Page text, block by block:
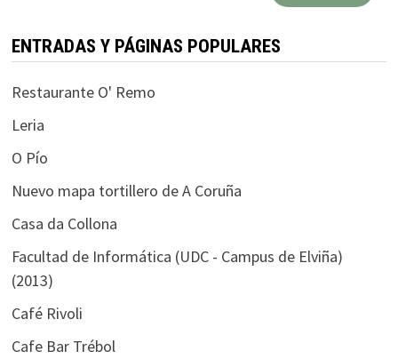
ENTRADAS Y PÁGINAS POPULARES
Restaurante O' Remo
Leria
O Pío
Nuevo mapa tortillero de A Coruña
Casa da Collona
Facultad de Informática (UDC - Campus de Elviña)
(2013)
Café Rivoli
Cafe Bar Trébol